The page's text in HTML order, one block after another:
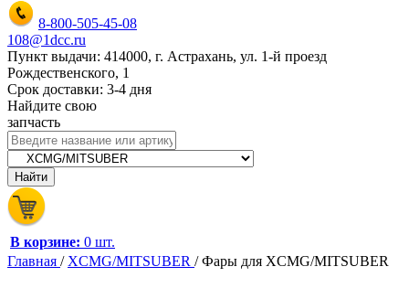
8-800-505-45-08
108@1dcc.ru
Пункт выдачи: 414000, г. Астрахань, ул. 1-й проезд
Рождественского, 1
Срок доставки: 3-4 дня
Найдите свою
запчасть
В корзине: 0 шт.
Главная / XCMG/MITSUBER /Фары для XCMG/MITSUBER